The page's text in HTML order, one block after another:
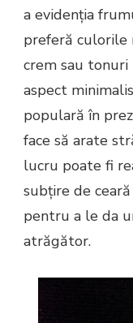
a evidenția
preferă culorile
crem sau
aspect
populară în
face să arate
lucru poate fi
subțire de
pentru a le da
atrăgător.